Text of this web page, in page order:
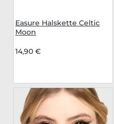
Easure Halskette Celtic
Moon
14,90 €